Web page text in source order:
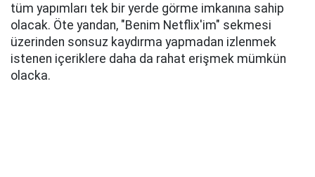
tüm yapımları tek bir yerde görme imkanına sahip
olacak. Öte yandan, "Benim Netflix'im" sekmesi
üzerinden sonsuz kaydırma yapmadan izlenmek
istenen içeriklere daha da rahat erişmek mümkün
olacka.